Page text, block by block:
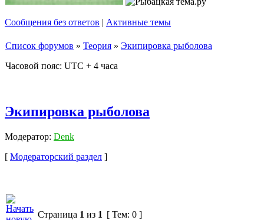
Сообщения без ответов | Активные темы
Список форумов » Теория » Экипировка рыболова
Часовой пояс: UTC + 4 часа
Экипировка рыболова
Модератор: Denk
[ Модераторский раздел ]
Страница 1 из 1 [ Тем: 0 ]